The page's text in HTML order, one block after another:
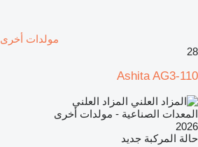
مولدات أخرى Ashita AG3-110
28
Ashita AG3-110
المزاد العلني
المعدات الصناعية - مولدات أخرى
2026
حالة المركبة جديد